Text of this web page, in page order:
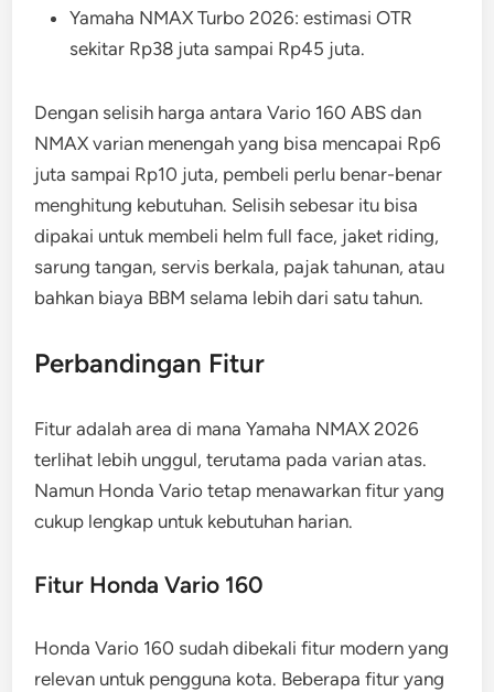
Yamaha NMAX Turbo 2026: estimasi OTR
sekitar Rp38 juta sampai Rp45 juta.
Dengan selisih harga antara Vario 160 ABS dan
NMAX varian menengah yang bisa mencapai Rp6
juta sampai Rp10 juta, pembeli perlu benar-benar
menghitung kebutuhan. Selisih sebesar itu bisa
dipakai untuk membeli helm full face, jaket riding,
sarung tangan, servis berkala, pajak tahunan, atau
bahkan biaya BBM selama lebih dari satu tahun.
Perbandingan Fitur
Fitur adalah area di mana Yamaha NMAX 2026
terlihat lebih unggul, terutama pada varian atas.
Namun Honda Vario tetap menawarkan fitur yang
cukup lengkap untuk kebutuhan harian.
Fitur Honda Vario 160
Honda Vario 160 sudah dibekali fitur modern yang
relevan untuk pengguna kota. Beberapa fitur yang